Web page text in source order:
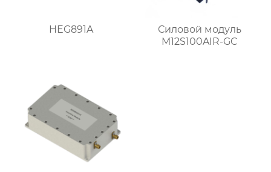
HEG891A
Силовой модуль
M12S100AIR-GC